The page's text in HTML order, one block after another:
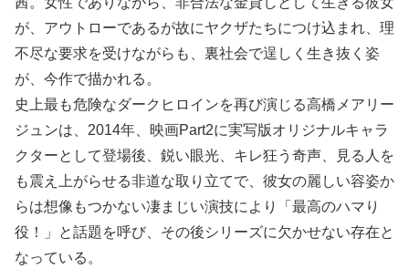
が、アウトローであるが故にヤクザたちにつけ込まれ、理
不尽な要求を受けながらも、裏社会で逞しく生き抜く姿
が、今作で描かれる。
史上最も危険なダークヒロインを再び演じる高橋メアリー
ジュンは、2014年、映画Part2に実写版オリジナルキャラ
クターとして登場後、鋭い眼光、キレ狂う奇声、見る人を
も震え上がらせる非道な取り立てで、彼女の麗しい容姿か
らは想像もつかない凄まじい演技により「最高のハマり
役！」と話題を呼び、その後シリーズに欠かせない存在と
なっている。